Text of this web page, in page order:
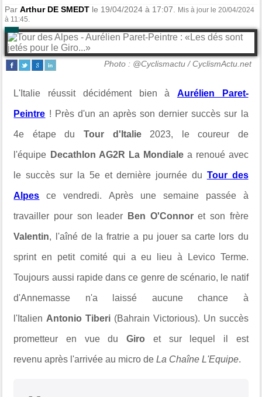
ParArthur DE SMEDT le 19/04/2024 à 17:07.
Mis à jour le 20/04/2024
à 11:45.
Photo : @Cyclismactu / CyclismActu.net
L'Italie réussit décidément bien à Aurélien Paret-
Peintre ! Près d'un an après son dernier succès sur la
4e étape du Tour d'Italie2023, le coureur de
l'équipe Decathlon AG2R La Mondialea renoué avec
le succès sur la 5e et dernière journée du Tour des
Alpes ce vendredi. Après une semaine passée à
travailler pour son leader Ben O'Connoret son frère
Valentin, l'aîné de la fratrie a pu jouer sa carte lors du
sprint en petit comité qui a eu lieu à Levico Terme.
Toujours aussi rapide dans ce genre de scénario, le natif
d'Annemasse n'a laissé aucune chance à
l'Italien Antonio Tiberi (Bahrain Victorious). Un succès
prometteur en vue duGiro et sur lequel il est
revenu après l'arrivéeau micro deLa Chaîne L'Equipe.